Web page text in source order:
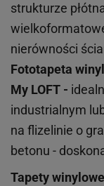
strukturze
nierówności
Fototapeta
My LOFT -
industrialnym
na flizelinie o
betonu -
Tapety winylowe